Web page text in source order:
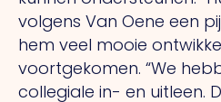
volgens Van Oene een
hem veel mooie
voortgekomen. “We
collegiale in- en uitleen.